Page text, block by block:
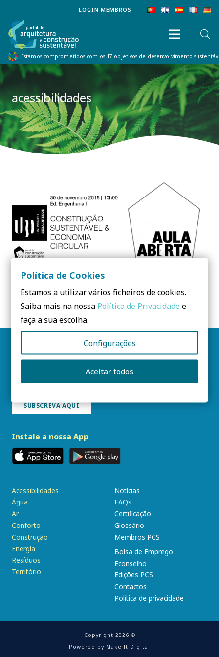
LOGIN MEMBROS
Estamos comprometidos com os 17 objetivos de desenvolvimento
acessibilidades
AULA ABERTA | CONSTRUÇÃO & ECONOMIA
CIRCULAR
Siga-nos
SUBSCREVA AQUI
Instale a nossa App
Acessibilidades
Água
Ar
Conforto
Construção
Energia
Resíduos
Território
Notícias
FAQs
Certificação
Glossário
Membros PCS
Bolsa de Emprego
Econselho
Edições PCS
Contactos
Política de privacidade
Copyright 2026 ©
Powered by Make It Digital
Política de Cookies
Estamos a utilizar vários ficheiros de cookies.
Saiba mais na nossa Política de Privacidade e
faça a sua escolha.
Configurações
Aceitar todos